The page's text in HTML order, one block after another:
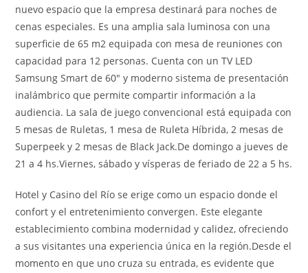
nuevo espacio que la empresa destinará para noches de
cenas especiales. Es una amplia sala luminosa con una
superficie de 65 m2 equipada con mesa de reuniones con
capacidad para 12 personas. Cuenta con un TV LED
Samsung Smart de 60″ y moderno sistema de presentación
inalámbrico que permite compartir información a la
audiencia. La sala de juego convencional está equipada con
5 mesas de Ruletas, 1 mesa de Ruleta Híbrida, 2 mesas de
Superpeek y 2 mesas de Black Jack.De domingo a jueves de
21 a 4 hs.Viernes, sábado y vísperas de feriado de 22 a 5 hs.
Hotel y Casino del Río se erige como un espacio donde el
confort y el entretenimiento convergen. Este elegante
establecimiento combina modernidad y calidez, ofreciendo
a sus visitantes una experiencia única en la región.Desde el
momento en que uno cruza su entrada, es evidente que